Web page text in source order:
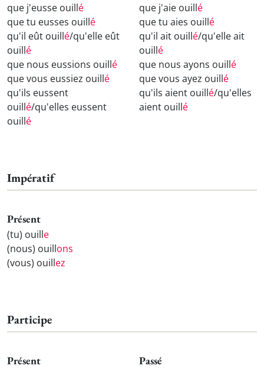
que j'eusse ouillé
que tu eusses ouillé
qu'il eût ouillé/qu'elle eût
ouillé
que nous eussions ouillé
que vous eussiez ouillé
qu'ils eussent
ouillé/qu'elles eussent
ouillé
que j'aie ouillé
que tu aies ouillé
qu'il ait ouillé/qu'elle ait
ouillé
que nous ayons ouillé
que vous ayez ouillé
qu'ils aient ouillé/qu'elles
aient ouillé
Impératif
Présent
(tu) ouille
(nous) ouillons
(vous) ouillez
Participe
Présent Passé